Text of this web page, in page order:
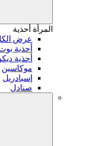
المرأة أحذية
عرض
أحذية
أحذية
موكاسين
إسبادريل
صنادل